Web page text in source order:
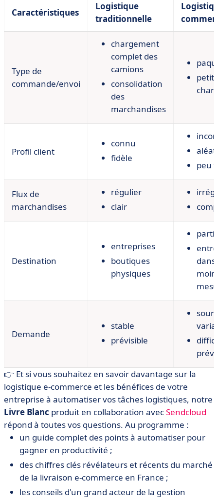
Caractéristiques
Logistique
traditionnelle
Type de
commande/envoi
chargement
complet des
camions
consolidation
des
marchandises
Profil client
connu
fidèle
peu
Flux de
marchandises
régulier
clair
Destination
entreprises
boutiques
physiques
Demande
stable
prévisible
👉 Et si vous souhaitez en savoir davantage sur la
logistique e-commerce et les bénéfices de votre
entreprise à automatiser vos tâches logistiques, notre
Livre Blanc produit en collaboration avecSendcloud
répond à toutes vos questions. Au programme :
un guide complet des points à automatiser pour
gagner en productivité ;
des chiffres clés révélateurs et récents du marché
de la livraison e-commerce en France ;
les conseils d'un grand acteur de la gestion